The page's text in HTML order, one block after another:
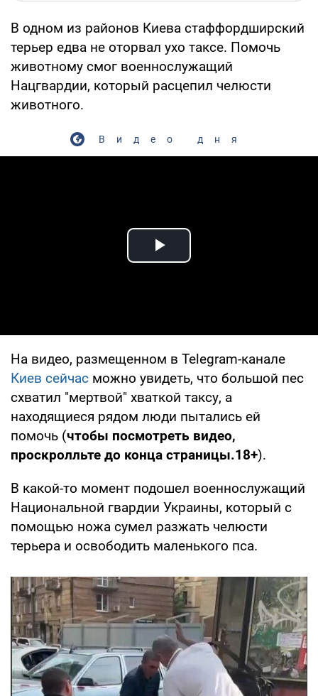
В одном из районов Киева стаффордширский
терьер едва не оторвал ухо таксе. Помочь
животному смог военнослужащий
Нацгвардии, который расцепил челюсти
животного.
Видео дня
Play Video
На видео, размещенном в Telegram-канале
Киев сейчас можно увидеть, что большой пес
схватил "мертвой" хваткой таксу, а
находящиеся рядом люди пытались ей
помочь (чтобы посмотреть видео,
проскролльте до конца страницы.18+).
В какой-то момент подошел военнослужащий
Национальной гвардии Украины, который с
помощью ножа сумел разжать челюсти
терьера и освободить маленького пса.